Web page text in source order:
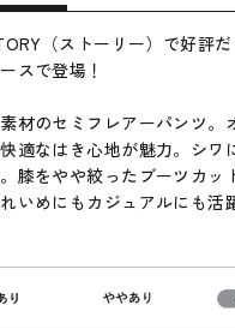
（ストーリー）で好評
スで登場！
材のセミフレアーパンツ。
適なはき心地が魅力。シワ
膝をやや絞ったブーツカッ
いめにもカジュアルにも活